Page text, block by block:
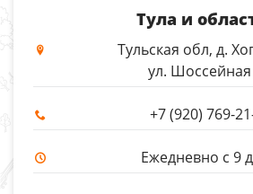
Тула и
Тульская обл, д.
ул. Шоссейная
+7 (920) 769-
Ежедневно с 9